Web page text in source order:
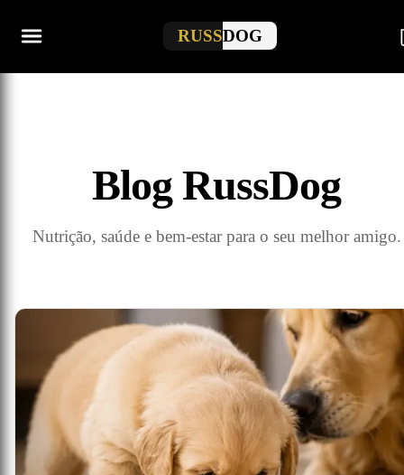
RUSSDOG
Blog RussDog
Nutrição, saúde e bem-estar para o seu melhor amigo.